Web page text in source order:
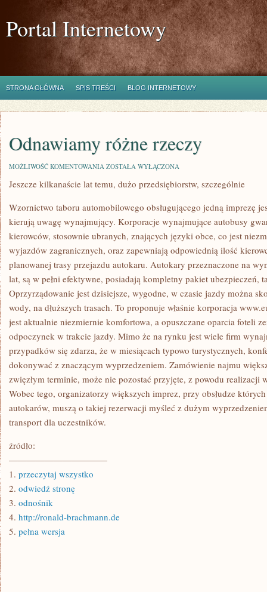
Portal Internetowy
STRONA GŁÓWNA SPIS TREŚCI BLOG INTERNETOWY
Odnawiamy różne rzeczy
MOŻLIWOŚĆ KOMENTOWANIA ODNAWIAMY
RZECZY
ZOSTAŁA WYŁĄCZONA
Jeszcze kilkanaście lat temu, dużo przedsiębiorstw, szczególnie
Wzornictwo taboru automobilowego obsługującego jedną imprezę
kierują uwagę wynajmujący. Korporacje wynajmujące autobusy
kierowców, stosownie ubranych, znających języki obce, co jest
wyjazdów zagranicznych, oraz zapewniają odpowiednią ilość
planowanej trasy przejazdu autokaru. Autokary przeznaczone na
lat, są w pełni efektywne, posiadają kompletny pakiet ubezpieczeń,
Oprzyrządowanie jest dzisiejsze, wygodne, w czasie jazdy można
wody, na dłuższych trasach. To proponuje właśnie korporacja
jest aktualnie niezmiernie komfortowa, a opuszczane oparcia foteli
odpoczynek w trakcie jazdy. Mimo że na rynku jest wiele firm
przypadków się zdarza, że w miesiącach typowo turystycznych,
dokonywać z znaczącym wyprzedzeniem. Zamówienie najmu
zwięzłym terminie, może nie pozostać przyjęte, z powodu realizacji
Wobec tego, organizatorzy większych imprez, przy obsłudze
autokarów, muszą o takiej rezerwacji myśleć z dużym
transport dla uczestników.
źródło:
———————————
1. przeczytaj wszystko
2. odwiedź stronę
3. odnośnik
4. http://ronald-brachmann.de
5. pełna wersja